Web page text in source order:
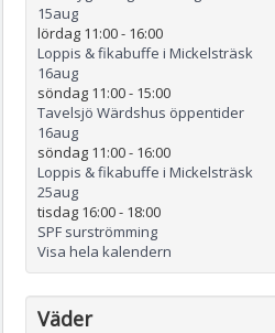
15aug
lördag 11:00- 16:00
Loppis & fikabuffe i Mickelsträsk
16aug
söndag 11:00- 15:00
Tavelsjö Wärdshus öppentider
16aug
söndag 11:00- 16:00
Loppis & fikabuffe i Mickelsträsk
25aug
tisdag 16:00- 18:00
SPF surströmming
Visa hela kalendern
Väder